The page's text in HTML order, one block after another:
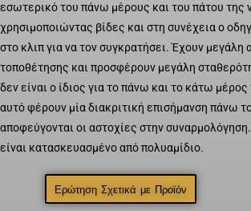
εσωτερικό του πάνω μέρους και του πάτου της
χρησιμοποιώντας βίδες και στη συνέχεια ο
στο κλιπ για να τον συγκρατήσει. Έχουν μεγάλη
τοποθέτησης και προσφέρουν μεγάλη
δεν είναι ο ίδιος για το πάνω και το κάτω μέρος
αυτό φέρουν μία διακριτική επισήμανση πάνω
αποφεύγονται οι αστοχίες στην
είναι κατασκευασμένο από πολυαμίδιο.
Ερώτηση Σχετικά με Προϊόν